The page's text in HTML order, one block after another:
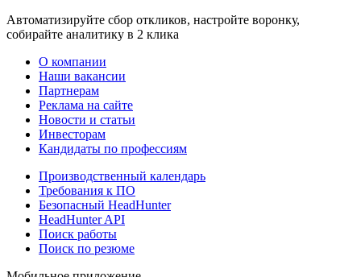
Автоматизируйте сбор откликов, настройте воронку,
собирайте аналитику в 2 клика
О компании
Наши вакансии
Партнерам
Реклама на сайте
Новости и статьи
Инвесторам
Кандидаты по профессиям
Производственный календарь
Требования к ПО
Безопасный HeadHunter
HeadHunter API
Поиск работы
Поиск по резюме